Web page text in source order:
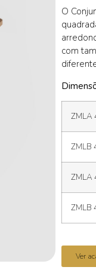
O
com
ZMLA
ZMLB
ZMLA
ZMLB
Ver